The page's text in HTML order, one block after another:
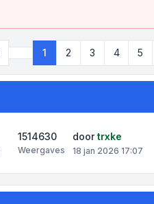
Pagina van
1 2 3 4 5
1514630
Weergaves
doortrxke
18 jan 2026 17:07